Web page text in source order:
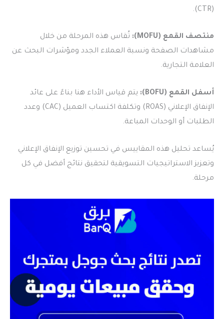
(CTR).
منتصف القمع (MOFU):
تُقاس هذه المرحلة من خلال
مشاهدات الصفحة ونسبة العملاء الجدد ومؤشرات البحث عن
العلامة التجارية.
أسفل القمع (BOFU):
يتم قياس الأداء هنا بناءً على عائد
الإنفاق الإعلاني (ROAS) وتكلفة اكتساب العميل (CAC) وعدد
الطلبات أو الوحدات المباعة.
يُساعد تحليل هذه المقاييس في تحسين توزيع الإنفاق الإعلاني
وتعزيز الاستراتيجيات التسويقية لتحقيق نتائج أفضل في كل
مرحلة.